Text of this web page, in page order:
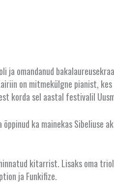
ja omandanud
on mitmekülgne pianist, kes
korda sel aastal festivalil
ka mainekas Sibeliuse
kitarrist. Lisaks oma
ja Funkifize.